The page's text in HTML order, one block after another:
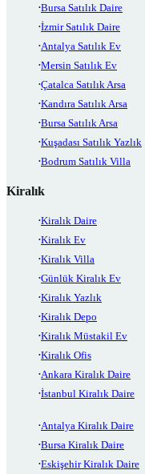
Bursa Satılık Daire
İzmir Satılık Daire
Antalya Satılık Ev
Mersin Satılık Ev
Çatalca Satılık Arsa
Kandıra Satılık Arsa
Bursa Satılık Arsa
Kuşadası Satılık Yazlık
Bodrum Satılık Villa
Kiralık
Kiralık Daire
Kiralık Ev
Kiralık Villa
Günlük Kiralık Ev
Kiralık Yazlık
Kiralık Depo
Kiralık Müstakil Ev
Kiralık Ofis
Ankara Kiralık Daire
İstanbul Kiralık Daire
Antalya Kiralık Daire
Bursa Kiralık Daire
Eskişehir Kiralık Daire